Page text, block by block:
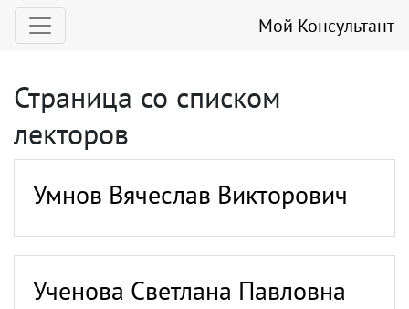
Мой Консультант
Страница со списком
лекторов
Умнов Вячеслав Викторович
Ученова Светлана Павловна